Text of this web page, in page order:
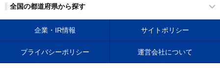
全国の都道府県から探す
企業・IR情報 サイトポリシー
プライバシーポリシー 運営会社について